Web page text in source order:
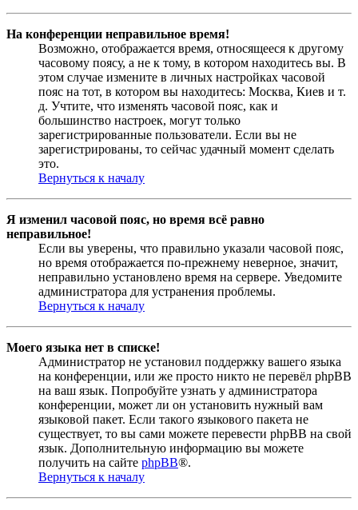
На конференции неправильное время!
Возможно, отображается время, относящееся к другому
часовому поясу, а не к тому, в котором находитесь вы. В
этом случае измените в личных настройках часовой
пояс на тот, в котором вы находитесь: Москва, Киев и т.
д. Учтите, что изменять часовой пояс, как и
большинство настроек, могут только
зарегистрированные пользователи. Если вы не
зарегистрированы, то сейчас удачный момент сделать
это.
Вернуться к началу
Я изменил часовой пояс, но время всё равно
неправильное!
Если вы уверены, что правильно указали часовой пояс,
но время отображается по-прежнему неверное, значит,
неправильно установлено время на сервере. Уведомите
администратора для устранения проблемы.
Вернуться к началу
Моего языка нет в списке!
Администратор не установил поддержку вашего языка
на конференции, или же просто никто не перевёл phpBB
на ваш язык. Попробуйте узнать у администратора
конференции, может ли он установить нужный вам
языковой пакет. Если такого языкового пакета не
существует, то вы сами можете перевести phpBB на свой
язык. Дополнительную информацию вы можете
получить на сайте phpBB®.
Вернуться к началу